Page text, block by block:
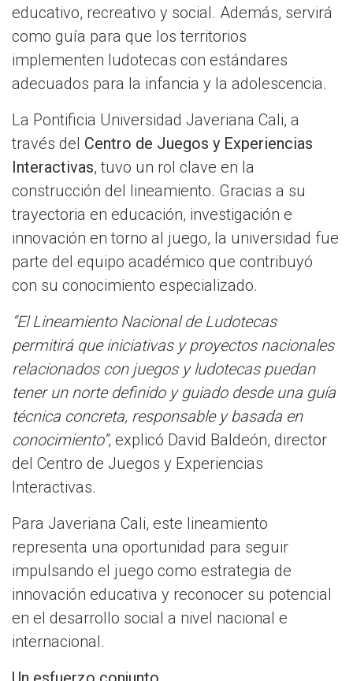
educativo, recreativo y social. Además, servirá
como guía para que los territorios
implementen ludotecas con estándares
adecuados para la infancia y la adolescencia.
La Pontificia Universidad Javeriana Cali, a
través del Centro de Juegos y Experiencias
Interactivas, tuvo un rol clave en la
construcción del lineamiento. Gracias a su
trayectoria en educación, investigación e
innovación en torno al juego, la universidad fue
parte del equipo académico que contribuyó
con su conocimiento especializado.
“El Lineamiento Nacional de Ludotecas
permitirá que iniciativas y proyectos nacionales
relacionados con juegos y ludotecas puedan
tener un norte definido y guiado desde una guía
técnica concreta, responsable y basada en
conocimiento”, explicó David Baldeón, director
del Centro de Juegos y Experiencias
Interactivas.
Para Javeriana Cali, este lineamiento
representa una oportunidad para seguir
impulsando el juego como estrategia de
innovación educativa y reconocer su potencial
en el desarrollo social a nivel nacional e
internacional.